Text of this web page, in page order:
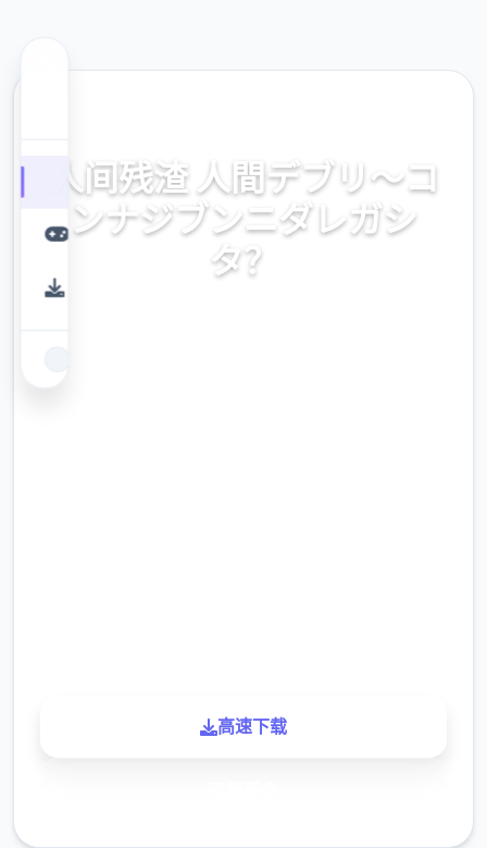
人间残渣 人間デブリ～コ
ンナジブンニダレガシ
タ？
高速下载